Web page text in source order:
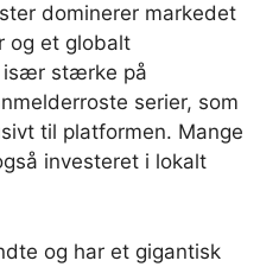
dominerer markedet
og et globalt
især stærke på
serier, som
til platformen. Mange
investeret i lokalt
og har et gigantisk